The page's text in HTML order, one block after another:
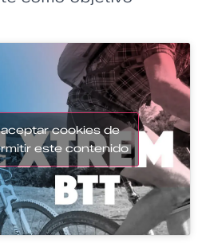
cookies de
este contenido